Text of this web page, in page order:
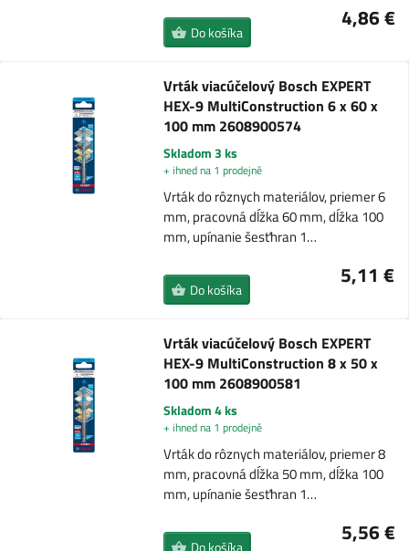
4,86 €
Do košíka
Vrták viacúčelový Bosch EXPERT
HEX-9 MultiConstruction 6 x 60 x
100 mm 2608900574
Skladom 3 ks
+ ihned na 1 prodejně
Vrták do rôznych materiálov, priemer 6
mm, pracovná dĺžka 60 mm, dĺžka 100
mm, upínanie šesťhran 1…
5,11 €
Do košíka
Vrták viacúčelový Bosch EXPERT
HEX-9 MultiConstruction 8 x 50 x
100 mm 2608900581
Skladom 4 ks
+ ihned na 1 prodejně
Vrták do rôznych materiálov, priemer 8
mm, pracovná dĺžka 50 mm, dĺžka 100
mm, upínanie šesťhran 1…
5,56 €
Do košíka